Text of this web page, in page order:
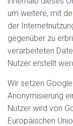
um weitere, mit
der
gegenüber zu
verarbeiteten
Nutzer erstellt
Wir setzen
Anonymisierung
Nutzer wird von
Europäischen